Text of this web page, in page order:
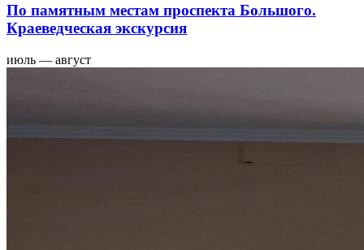
По памятным местам проспекта Большого.
Краеведческая экскурсия
июль — август